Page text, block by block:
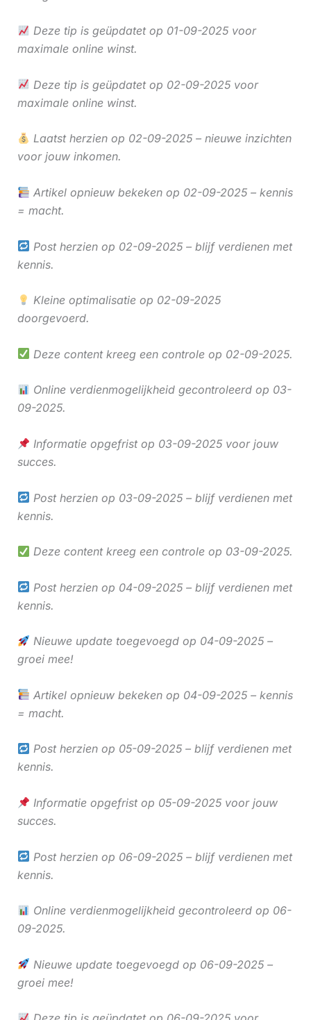
Deze tip is geüpdatet op 01-09-2025 voor
maximale online winst.
Deze tip is geüpdatet op 02-09-2025 voor
maximale online winst.
Laatst herzien op 02-09-2025 – nieuwe inzichten
voor jouw inkomen.
Artikel opnieuw bekeken op 02-09-2025 – kennis
= macht.
Post herzien op 02-09-2025 – blijf verdienen met
kennis.
Kleine optimalisatie op 02-09-2025
doorgevoerd.
Deze content kreeg een controle op 02-09-2025.
Online verdienmogelijkheid gecontroleerd op 03-
09-2025.
Informatie opgefrist op 03-09-2025 voor jouw
succes.
Post herzien op 03-09-2025 – blijf verdienen met
kennis.
Deze content kreeg een controle op 03-09-2025.
Post herzien op 04-09-2025 – blijf verdienen met
kennis.
Nieuwe update toegevoegd op 04-09-2025 –
groei mee!
Artikel opnieuw bekeken op 04-09-2025 – kennis
= macht.
Post herzien op 05-09-2025 – blijf verdienen met
kennis.
Informatie opgefrist op 05-09-2025 voor jouw
succes.
Post herzien op 06-09-2025 – blijf verdienen met
kennis.
Online verdienmogelijkheid gecontroleerd op 06-
09-2025.
Nieuwe update toegevoegd op 06-09-2025 –
groei mee!